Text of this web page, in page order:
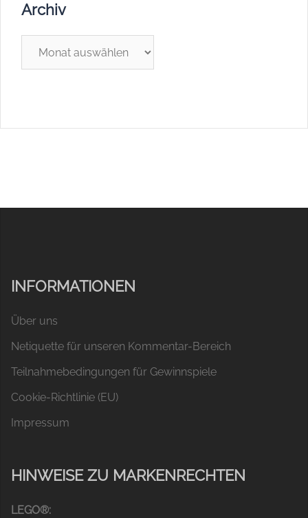
Archiv
INFORMATIONEN
Über uns
Netiquette für unseren Kommentar-Bereich
Teilnahmebedingungen für Gewinnspiele
Cookie-Richtlinie (EU)
Impressum
HINWEISE ZU MARKENRECHTEN
LEGO®: